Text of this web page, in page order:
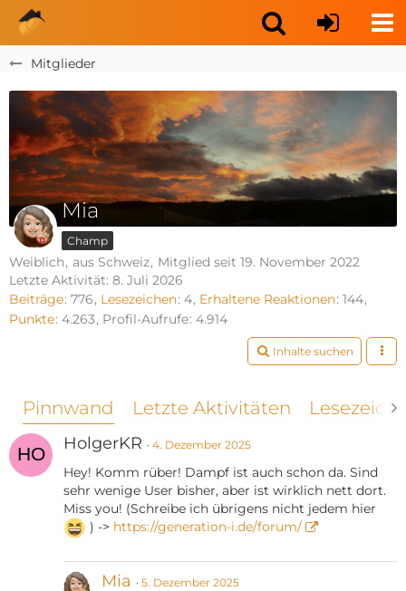
Mitglieder
Mia
Champ
Weiblich aus Schweiz Mitglied seit 19. November 2022
Letzte Aktivität: 8. Juli 2026
Beiträge 776 Lesezeichen 4 Erhaltene Reaktionen 144
Punkte 4.263 Profil-Aufrufe 4.914
Inhalte suchen
Pinnwand Letzte Aktivitäten
HolgerKR 4. Dezember 2025
Hey! Komm rüber! Dampf ist auch schon da. Sind
sehr wenige User bisher, aber ist wirklich nett dort.
Miss you! (Schreibe ich übrigens nicht jedem hier
) -> https://generation-i.de/forum/
Mia 5. Dezember 2025